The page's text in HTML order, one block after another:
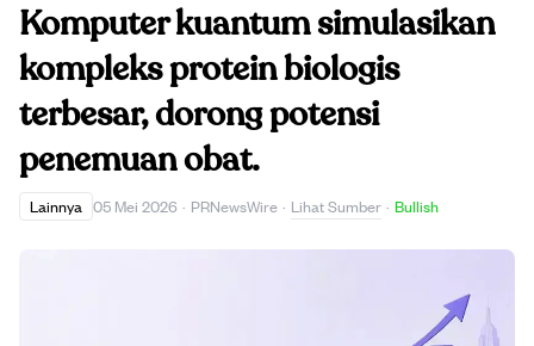
Komputer kuantum simulasikan
kompleks protein biologis
terbesar, dorong potensi
penemuan obat.
Lainnya 05 Mei 2026 · PRNewsWire · Lihat Sumber · Bullish